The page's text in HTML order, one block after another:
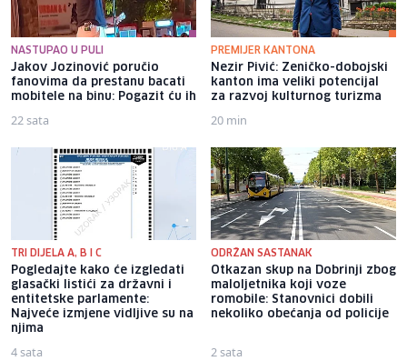
NASTUPAO U PULI
Jakov Jozinović poručio
fanovima da prestanu bacati
mobitele na binu: Pogazit ću ih
22 sata
PREMIJER KANTONA
Nezir Pivić: Zeničko-dobojski
kanton ima veliki potencijal
za razvoj kulturnog turizma
20 min
TRI DIJELA A, B I C
Pogledajte kako će izgledati
glasački listići za državni i
entitetske parlamente:
Najveće izmjene vidljive su na
njima
4 sata
ODRŽAN SASTANAK
Otkazan skup na Dobrinji zbog
maloljetnika koji voze
romobile: Stanovnici dobili
nekoliko obećanja od policije
2 sata